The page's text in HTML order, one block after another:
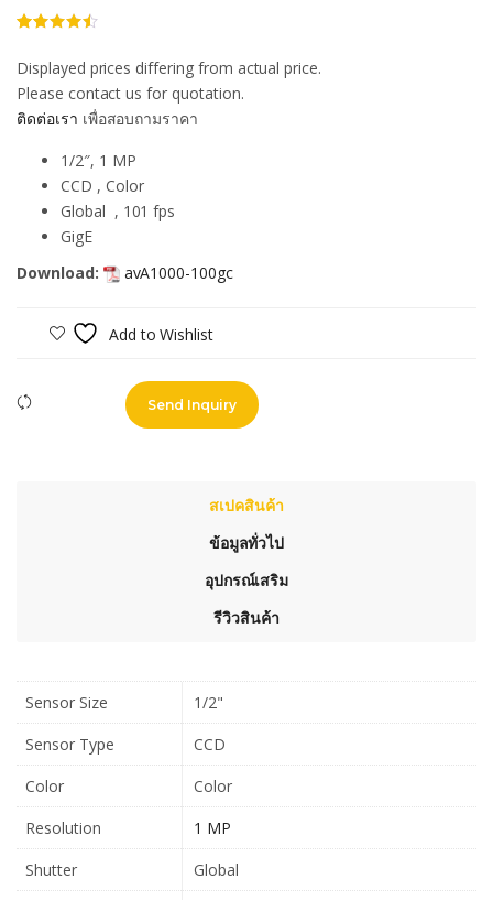
คะแนน
4.44จาก
5 คะแนน
การให้
ของลูกค้า
Displayed prices differing from actual price.
Please contact us for quotation.
ติดต่อเรา เพื่อสอบถามราคา
1/2″, 1 MP
CCD , Color
Global , 101 fps
GigE
Download:
avA1000-100gc
Add to Wishlist
Send Inquiry
สเปคสินค้า
ข้อมูลทั่วไป
อุปกรณ์เสริม
รีวิวสินค้า
Sensor Size
1/2"
Sensor Type
CCD
Color
Color
Resolution
1 MP
Shutter
Global